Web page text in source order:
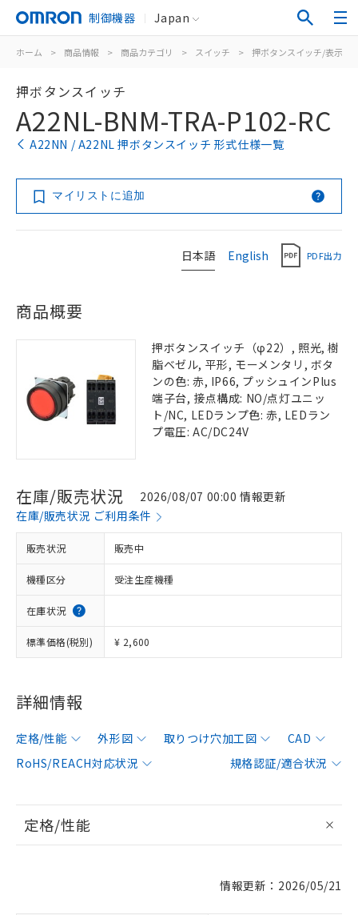
制御機器 Japan
ホーム > 商品情報 > 商品カテゴリ > スイッチ > 押ボタンスイッチ/表示灯
押ボタンスイッチ
A22NL-BNM-TRA-P102-RC
A22NN / A22NL 押ボタンスイッチ 形式仕様一覧
マイリストに追加
日本語 English PDF出力
商品概要
押ボタンスイッチ（φ22）, 照光, 樹
脂ベゼル, 平形, モーメンタリ, ボタ
ンの色: 赤, IP66, プッシュインPlus
端子台, 接点構成: NO/点灯ユニッ
ト/NC, LEDランプ色: 赤, LEDラン
プ電圧: AC/DC24V
在庫/販売状況
2026/08/07 00:00 情報更新
在庫/販売状況 ご利用条件
販売状況 販売中
機種区分 受注生産機種
在庫状況
標準価格(税別) ¥ 2,600
詳細情報
定格/性能 外形図 取りつけ穴加工図
CAD
RoHS/REACH対応状況
規格認証/適合状況
定格/性能
情報更新：2026/05/21